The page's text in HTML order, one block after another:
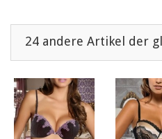
24 andere Artikel der